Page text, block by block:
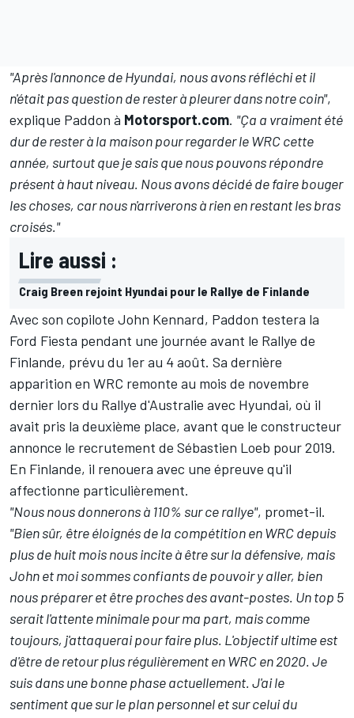
"Après l'annonce de Hyundai, nous avons réfléchi et il
n'était pas question de rester à pleurer dans notre coin",
explique Paddon à Motorsport.com. "Ça a vraiment été
dur de rester à la maison pour regarder le WRC cette
année, surtout que je sais que nous pouvons répondre
présent à haut niveau. Nous avons décidé de faire bouger
les choses, car nous n'arriverons à rien en restant les bras
croisés."
Lire aussi :
Craig Breen rejoint Hyundai pour le Rallye de Finlande
Avec son copilote John Kennard, Paddon testera la
Ford Fiesta pendant une journée avant le Rallye de
Finlande, prévu du 1er au 4 août. Sa dernière
apparition en WRC remonte au mois de novembre
dernier lors du Rallye d'Australie avec Hyundai, où il
avait pris la deuxième place, avant que le constructeur
annonce le recrutement de Sébastien Loeb pour 2019.
En Finlande, il renouera avec une épreuve qu'il
affectionne particulièrement.
"Nous nous donnerons à 110% sur ce rallye", promet-il.
"Bien sûr, être éloignés de la compétition en WRC depuis
plus de huit mois nous incite à être sur la défensive, mais
John et moi sommes confiants de pouvoir y aller, bien
nous préparer et être proches des avant-postes. Un top 5
serait l'attente minimale pour ma part, mais comme
toujours, j'attaquerai pour faire plus. L'objectif ultime est
d'être de retour plus régulièrement en WRC en 2020. Je
suis dans une bonne phase actuellement. J'ai le
sentiment que sur le plan personnel et sur celui du